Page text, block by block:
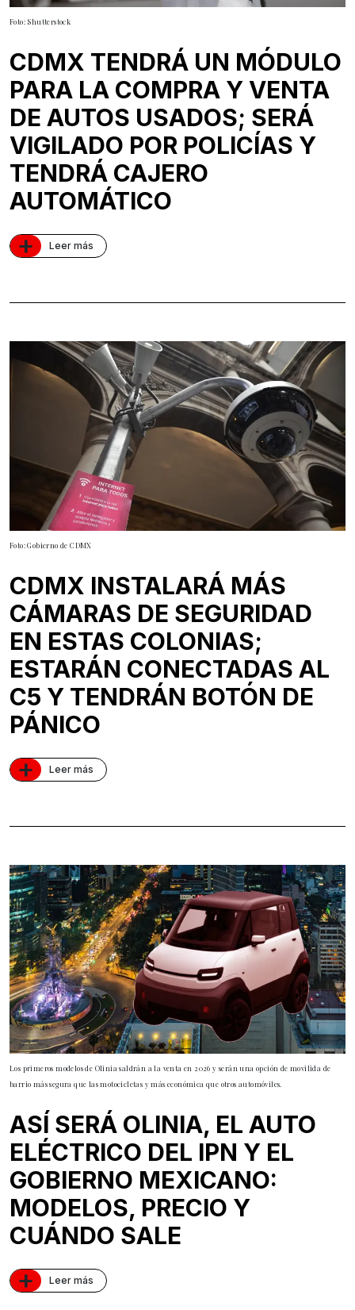
Foto: Shutterstock
CDMX TENDRÁ UN MÓDULO
PARA LA COMPRA Y VENTA
DE AUTOS USADOS; SERÁ
VIGILADO POR POLICÍAS Y
TENDRÁ CAJERO
AUTOMÁTICO
+ Leer más
Foto: Gobierno de CDMX
CDMX INSTALARÁ MÁS
CÁMARAS DE SEGURIDAD
EN ESTAS COLONIAS;
ESTARÁN CONECTADAS AL
C5 Y TENDRÁN BOTÓN DE
PÁNICO
+ Leer más
Los primeros modelos de Olinia saldrán a la venta en 2026 y serán una opción de movilida de
barrio más segura que las motocicletas y más económica que otros automóviles.
ASÍ SERÁ OLINIA, EL AUTO
ELÉCTRICO DEL IPN Y EL
GOBIERNO MEXICANO:
MODELOS, PRECIO Y
CUÁNDO SALE
+ Leer más